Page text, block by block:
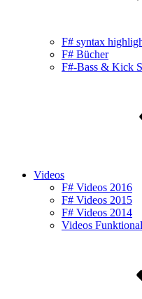
F# syntax
F# Bücher
F#-Bass & Kick
Videos
F# Videos 2016
F# Videos 2015
F# Videos 2014
Videos